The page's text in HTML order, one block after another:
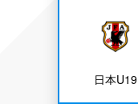
日本U19